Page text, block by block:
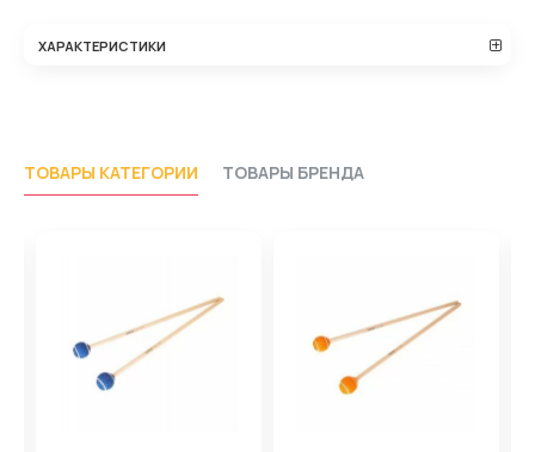
ХАРАКТЕРИСТИКИ
ТОВАРЫ КАТЕГОРИИ ТОВАРЫ БРЕНДА